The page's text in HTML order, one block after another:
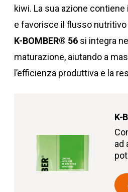
kiwi. La sua azione
e favorisce il flusso
K-BOMBER® 56 si integra
maturazione, aiutando a
l’efficienza produttiva e la
K-
ad